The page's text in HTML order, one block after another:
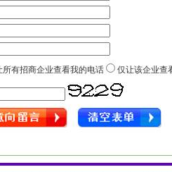
所有招商企业查看我的电话 仅让该企业查